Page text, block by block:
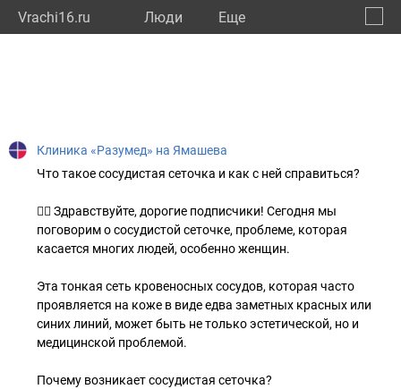
Vrachi16.ru Люди Eще
Клиника «Разумед» на Ямашева
Что такое сосудистая сеточка и как с ней справиться?
👩‍⚕️ Здравствуйте, дорогие подписчики! Сегодня мы
поговорим о сосудистой сеточке, проблеме, которая
касается многих людей, особенно женщин.
Эта тонкая сеть кровеносных сосудов, которая часто
проявляется на коже в виде едва заметных красных или
синих линий, может быть не только эстетической, но и
медицинской проблемой.
Почему возникает сосудистая сеточка?